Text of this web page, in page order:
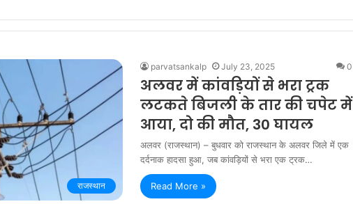
राजस्थान
parvatsankalp July 23, 2025 0
अलवर में कांवड़ियों से भरा ट्रक
लटकते बिजली के तार की चपेट में
आया, दो की मौत, 30 घायल
अलवर (राजस्थान) – बुधवार को राजस्थान के अलवर जिले में एक
दर्दनाक हादसा हुआ, जब कांवड़ियों से भरा एक ट्रक…
Read More »